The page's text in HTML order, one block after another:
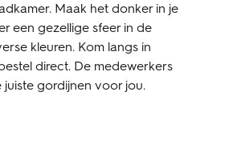
Maak het donker in je
een gezellige sfeer in de
kleuren. Kom langs in
direct. De medewerkers
gordijnen voor jou.